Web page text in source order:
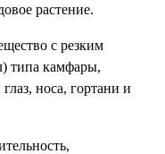
растение.
с резким
типа камфары,
носа, гортани и